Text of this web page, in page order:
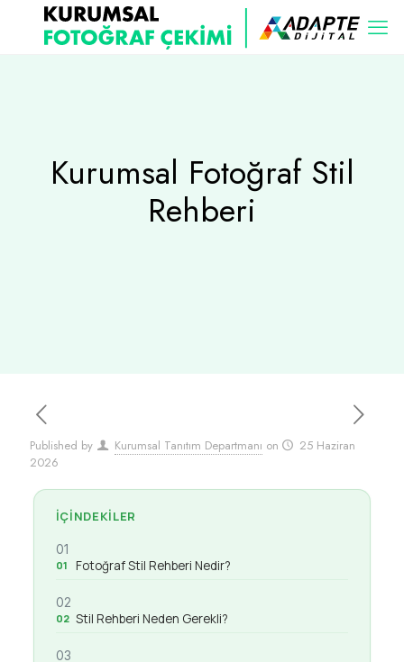
Kurumsal Fotoğraf Stil
Rehberi
Published by Kurumsal Tanıtım Departmanı on
25 Haziran
2026
İÇINDEKILER
01
Fotoğraf Stil Rehberi Nedir?
02
Stil Rehberi Neden Gerekli?
03